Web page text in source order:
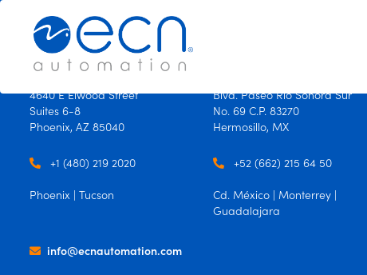
Productos
Oficinas
Contáctanos
USA
4640 E Elwood Street
Suites 6-8
Phoenix, AZ 85040
+1 (480) 219 2020
Phoenix | Tucson
Blvd. Paseo Río Sonora Sur
No. 69 C.P. 83270
Hermosillo, MX
+52 (662) 215 64 50
Cd. México | Monterrey |
Guadalajara
info@ecnautomation.com